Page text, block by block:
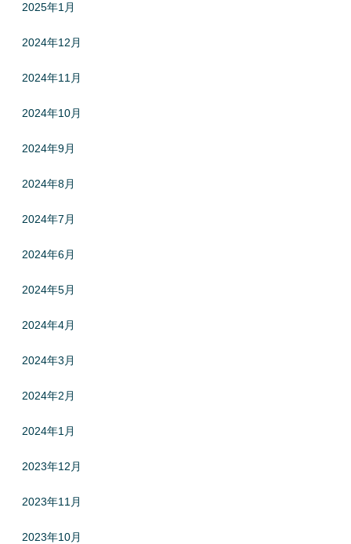
2025年1月
2024年12月
2024年11月
2024年10月
2024年9月
2024年8月
2024年7月
2024年6月
2024年5月
2024年4月
2024年3月
2024年2月
2024年1月
2023年12月
2023年11月
2023年10月